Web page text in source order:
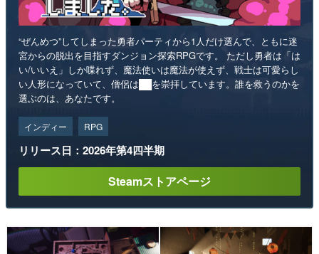
“ぜんめつ”してしまった勇者パーティから1人だけ選んで、ともに迷
宮からの脱出を目指すダンジョン探索RPGです。 ただし勇者は「は
い/いいえ」しか喋れず、魔法使いは魔法が使えず、戦士は可愛らし
い人形になっていて、僧侶は██を崇拝しています。誰を救うのかを
選ぶのは、あなたです。
インディー RPG
リリース日：2026年第4四半期
Steamストアページ